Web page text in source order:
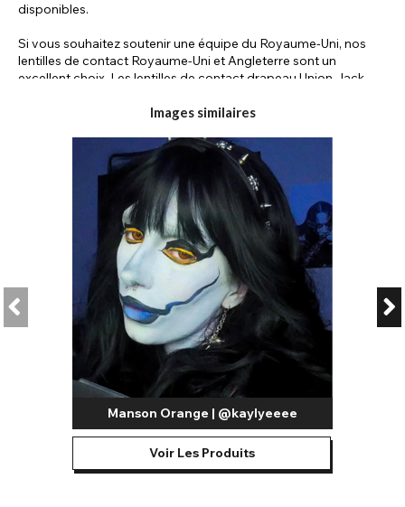
disponibles.
Si vous souhaitez soutenir une équipe du Royaume-Uni, nos
lentilles de contact Royaume-Uni et Angleterre sont un
excellent choix. Les lentilles de contact drapeau Union Jack
reconnaissable dans des couleurs vives. Les lentilles drapeau
football et le rugby, pour arborer les couleurs de votre équipe.
Les rayures rouges et blanches éclatantes, accompagnées
des étoiles du drapeau américain, sont reproduites en détail
sur les lentilles drapeau américain. Ces superbes lentilles
fantaisie vous mettront littéralement des étoiles plein les yeux
et sont parfaites pour les événements patriotiques et pour
afficher votre soutien lors des compétitions et des saisons
sportives. Que ce soit l'année des Jeux olympiques ou que
votre équipe préférée participe à un championnat mondial,
affichez votre soutien avec vos lentilles de contact
Si vous souhaitez arborer les couleurs du drapeau, nos lentilles
de contact colorées pour déguisement vous permettront de
couleur assortie à la couleur du drapeau. Si le drapeau est
multicolore, réfléchissez à la partie qui recouvrira vos yeux si
vous le peignez sur votre visage.
Images similaires
Manson Orange | @kaylyeeee
Voir Les Produits